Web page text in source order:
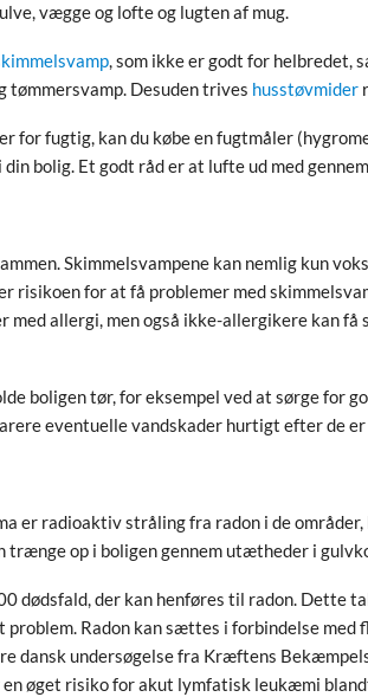
vægge og lofte og lugten af mug.
, som ikke er godt for helbredet,
tømmersvamp. Desuden trives husstøvmider
for fugtig, kan du købe en fugtmåler
bolig. Et godt råd er at lufte ud med
Skimmelsvampene kan nemlig kun
risikoen for at få problemer med
allergi, men også ikke-allergikere kan få
boligen tør, for eksempel ved at sørge for
eventuelle vandskader hurtigt efter de
er radioaktiv stråling fra radon i de
trænge op i boligen gennem utætheder i
dødsfald, der kan henføres til radon. Dette
Radon kan sættes i forbindelse
dansk undersøgelse fra Kræftens
en øget risiko for akut lymfatisk leukæmi